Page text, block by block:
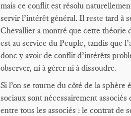
mais ce conflit est résolu
servir l’intérêt général. Il reste tard à
Chevallier a montré que cette théorie
est au service du Peuple, tandis que
donc y avoir de conflit d’intérêts
observer, ni à gérer ni à dissoudre.
Si l’on se tourne du côté de la
sociaux sont nécessairement
entre tous les associés : le contrat de